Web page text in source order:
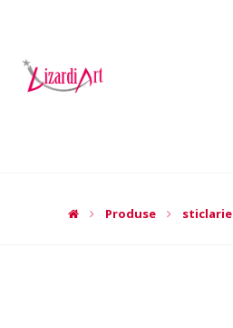
Produse sticlarie